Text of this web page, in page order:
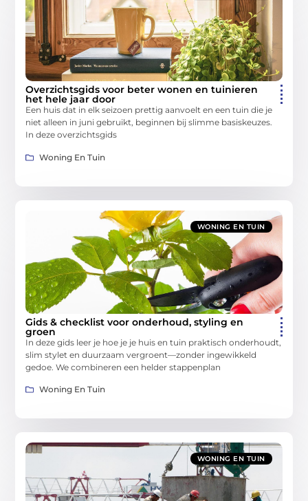
Overzichtsgids voor beter wonen en tuinieren
het hele jaar door
Een huis dat in elk seizoen prettig aanvoelt en een tuin die je
niet alleen in juni gebruikt, beginnen bij slimme basiskeuzes.
In deze overzichtsgids
Woning En Tuin
WONING EN TUIN
Gids & checklist voor onderhoud, styling en
groen
In deze gids leer je hoe je je huis en tuin praktisch onderhoudt,
slim stylet en duurzaam vergroent—zonder ingewikkeld
gedoe. We combineren een helder stappenplan
Woning En Tuin
WONING EN TUIN